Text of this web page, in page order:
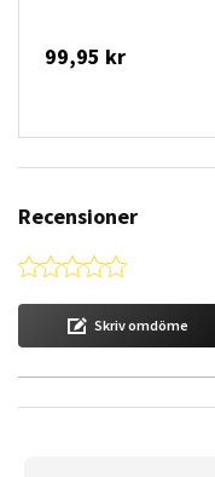
99,95 kr
Recensioner
0.0 star rating
Skriv omdöme